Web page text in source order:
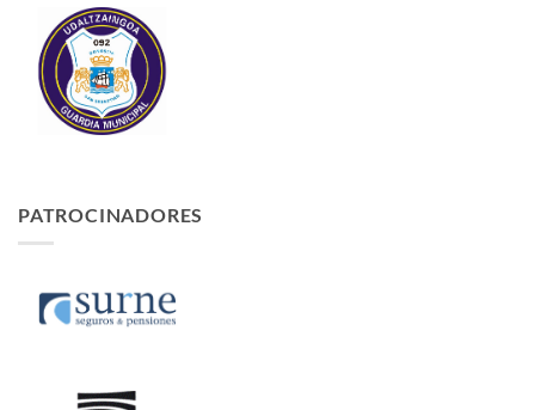
PATROCINADORES